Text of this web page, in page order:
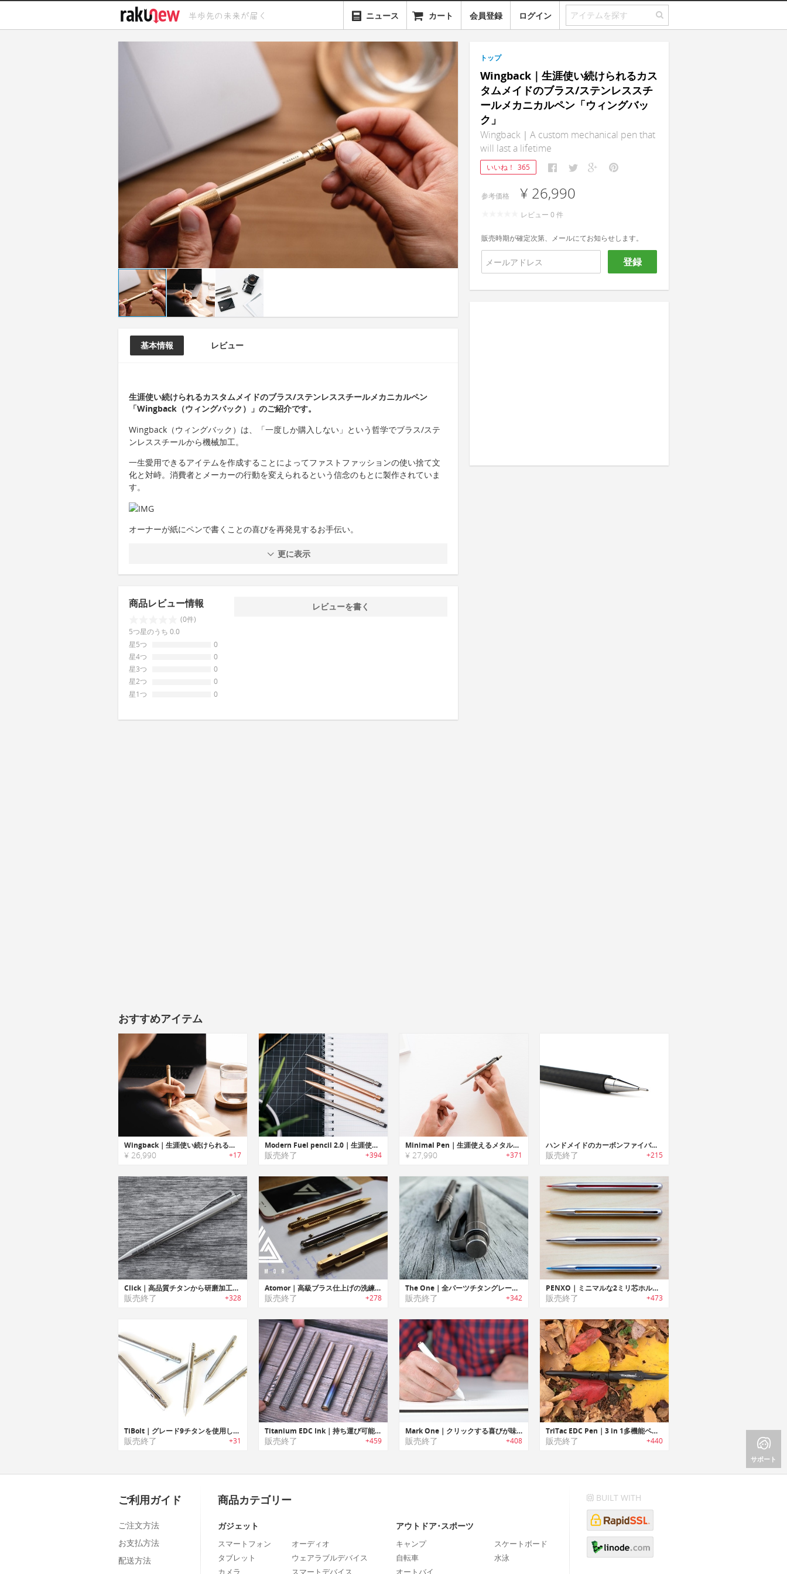
ニュース カート 会員登録 ログイン
基本情報 レビュー
生涯使い続けられるカスタムメイドのブラス/ステンレススチールメカニカルペン
「Wingback（ウィングバック）」のご紹介です。
Wingback（ウィングバック）は、「一度しか購入しない」という哲学でブラス/ステ
ンレススチールから機械加工。
一生愛用できるアイテムを作成することによってファストファッションの使い捨て文
化と対峙。消費者とメーカーの行動を変えられるという信念のもとに製作されていま
す。
オーナーが紙にペンで書くことの喜びを再発見するお手伝い。
更に表示
商品レビュー情報
(0件)
5つ星のうち 0.0
星5つ
0
星4つ
0
星3つ
0
星2つ
0
星1つ
0
レビューを書く
トップ
Wingback｜生涯使い続けられるカス
タムメイドのブラス/ステンレススチ
ールメカニカルペン「ウィングバッ
ク」
Wingback｜A custom mechanical pen that
will last a lifetime
いいね！ 365
参考価格 ¥ 26,990
レビュー 0 件
販売時期が確定次第、メールにてお知らせします。
登録
おすすめアイテム
Wingback｜生涯使い続けられるカスタムメイドブラス/ステンレススチールメカニカルペン「ウィングバック」
¥ 26,990 +17
Modern Fuel pencil 2.0｜生涯使えるミニマルデザインメカニカルペンシル「モダンフュールペンシル2.0」
販売終了 +394
Minimal Pen｜生涯使えるメタルミニマルペン
¥ 27,990 +371
ハンドメイドのカーボンファイバーメカニカルペンシル
販売終了 +215
Click｜高品質チタンから研磨加工したパーツのみを使用したクリック式ペン「クリック」
販売終了 +328
Atomor｜高級ブラス仕上げの洗練されたソリッドメタルペン「アトモール」
販売終了 +278
The One｜全パーツチタングレード5のペン「ザ・ワン」
販売終了 +342
PENXO｜ミニマルな2ミリ芯ホルダーペンシル「ペンゾ」
販売終了 +473
TiBolt｜グレード9チタンを使用したボルトアクションペンシル「タイボルト」
販売終了 +31
Titanium EDC Ink｜持ち運び可能なチタン製キーホルダーペン「EDC インク」
販売終了 +459
Mark One｜クリックする喜びが味わえるミニマルデザインオールメタルペン「マークワン」
販売終了 +408
TriTac EDC Pen｜3 in 1多機能ペン「トライタック」
販売終了 +440
サポート
ご利用ガイド
ご注文方法
お支払方法
配送方法
商品カテゴリー
ガジェット
スマートフォン
タブレット
カメラ
オーディオ
ウェアラブルデバイス
スマートデバイス
アウトドア･スポーツ
キャンプ
自転車
オートバイ
スケートボード
水泳
BUILT WITH